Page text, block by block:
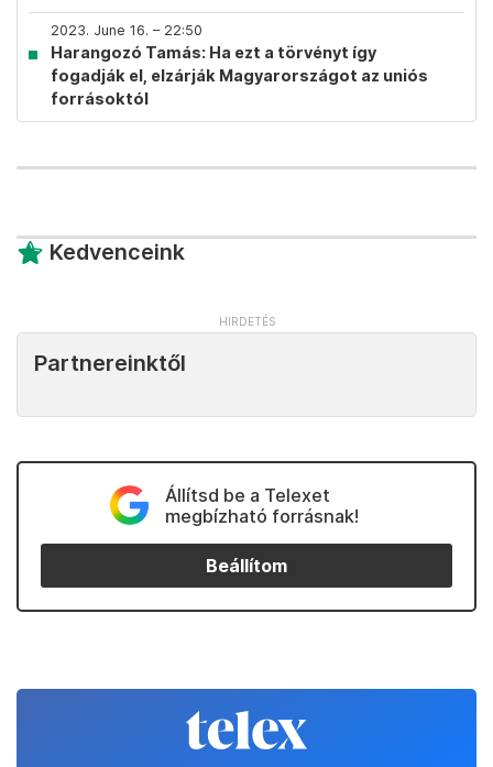
2023. June 16. – 22:50
Harangozó Tamás: Ha ezt a törvényt így
fogadják el, elzárják Magyarországot az uniós
forrásoktól
Kedvenceink
Partnereinktől
Állítsd be a Telexet
megbízható forrásnak!
Beállítom